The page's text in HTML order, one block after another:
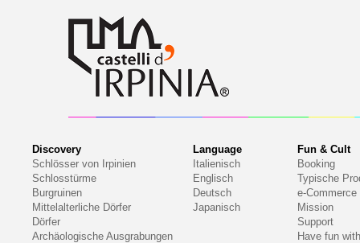
Discovery
Schlösser von Irpinien
Schlosstürme
Burgruinen
Mittelalterliche Dörfer
Dörfer
Archäologische Ausgrabungen
Language
Italienisch
Englisch
Deutsch
Japanisch
Fun & Cult
Booking
Typische
e-Commerce
Mission
Support
Have fun